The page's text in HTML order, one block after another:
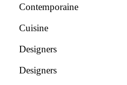
Contemporaine
Cuisine
Designers
Designers